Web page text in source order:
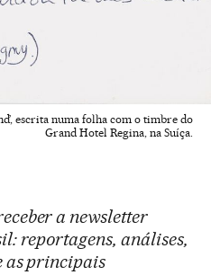
escrita numa folha com o timbre do
Grand Hotel Regina, na Suíça.
a newsletter
reportagens, análises,
as principais